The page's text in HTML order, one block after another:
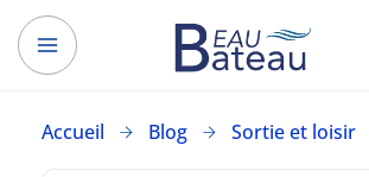
Accueil Blog Sortie et loisir